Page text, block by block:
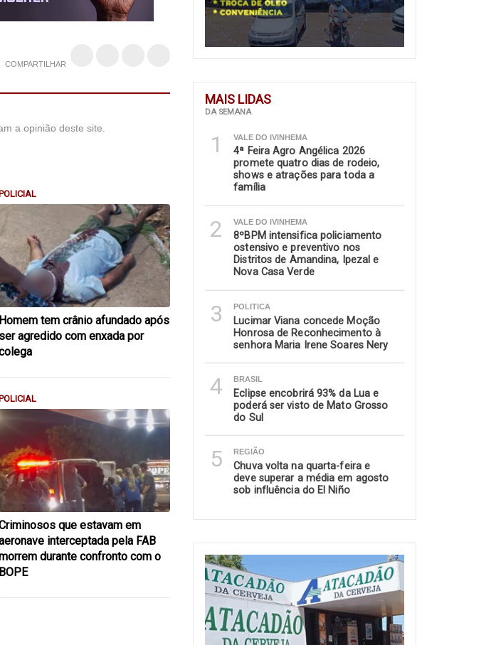
MAIS LIDAS
DA SEMANA
1 VALE DO IVINHEMA
4ª Feira Agro Angélica 2026
promete quatro dias de rodeio,
shows e atrações para toda a
família
2 VALE DO IVINHEMA
8ºBPM intensifica policiamento
ostensivo e preventivo nos
Distritos de Amandina, Ipezal e
Nova Casa Verde
3 POLITICA
Lucimar Viana concede Moção
Honrosa de Reconhecimento à
senhora Maria Irene Soares Nery
4 BRASIL
Eclipse encobrirá 93% da Lua e
poderá ser visto de Mato Grosso
do Sul
5 REGIÃO
Chuva volta na quarta-feira e
deve superar a média em agosto
sob influência do El Niño
COMPARTILHAR
a opinião deste site.
POLICIAL
Homem tem crânio afundado após
ser agredido com enxada por
POLICIAL
que estavam em
interceptada pela FAB
durante confronto com o
BOPE